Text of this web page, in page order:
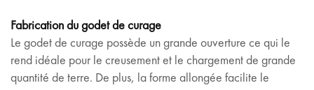
Fabrication du godet de curage
Le godet de curage possède un grande ouverture ce qui le
rend idéale pour le creusement et le chargement de grande
quantité de terre. De plus, la forme allongée facilite le